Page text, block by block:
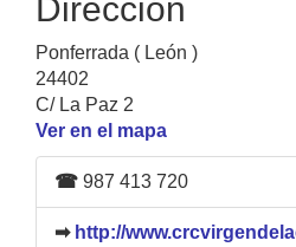
Dirección
Ponferrada ( León )
24402
C/ La Paz 2
Ver en el mapa
☎ 987 413 720
➡ http://